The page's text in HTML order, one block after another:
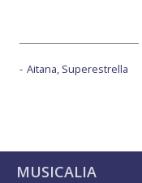
Aitana, Superestrella
MUSICALIA